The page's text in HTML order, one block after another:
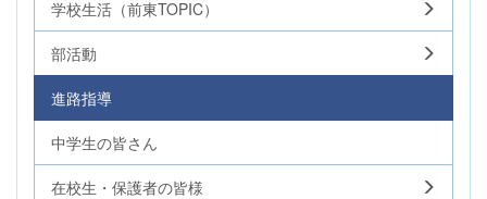
学校生活（前東TOPIC）
部活動
進路指導
中学生の皆さん
在校生・保護者の皆様